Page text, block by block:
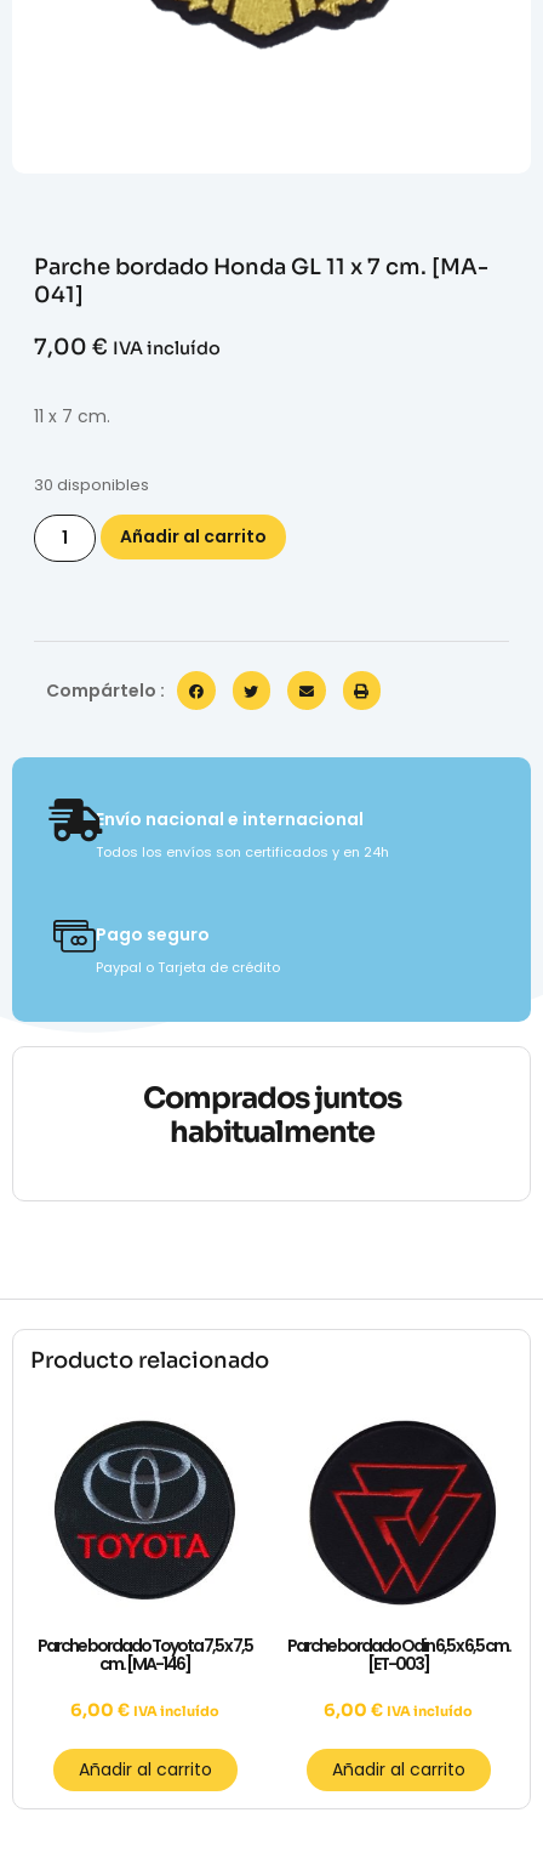
Parche bordado Honda GL 11 x 7 cm. [MA-
041]
7,00 € IVA incluído
11 x 7 cm.
30 disponibles
Añadir al carrito
Compártelo :
Envío nacional e internacional
Todos los envíos son certificados y en 24h
Pago seguro
Paypal o Tarjeta de crédito
Comprados juntos
habitualmente
Producto relacionado
Parche bordado Toyota 7,5 x 7,5
cm. [MA-146]
6,00 € IVA incluído
Añadir al carrito
Parche bordado Odin 6,5 x 6,5 cm.
[ET-003]
6,00 € IVA incluído
Añadir al carrito